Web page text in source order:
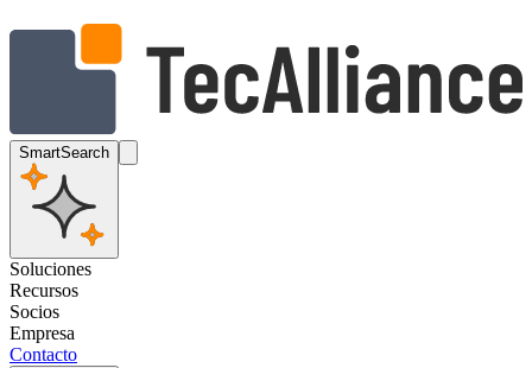
SmartSearch
Soluciones
Recursos
Socios
Empresa
Contacto